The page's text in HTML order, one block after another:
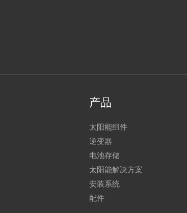
产品
太阳能组件
逆变器
电池存储
太阳能解决方案
安装系统
配件